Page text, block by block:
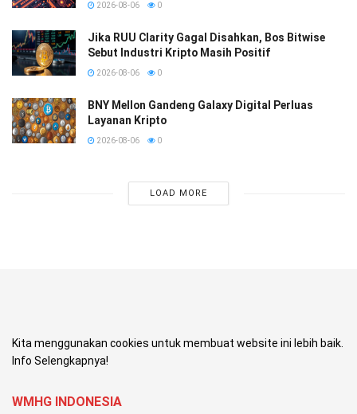
2026-08-06 0
Jika RUU Clarity Gagal Disahkan, Bos Bitwise
Sebut Industri Kripto Masih Positif
2026-08-06 0
BNY Mellon Gandeng Galaxy Digital Perluas
Layanan Kripto
2026-08-06 0
LOAD MORE
Kita menggunakan cookies untuk membuat website ini lebih baik.
Info Selengkapnya!
WMHG INDONESIA